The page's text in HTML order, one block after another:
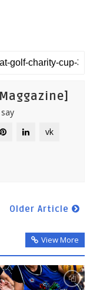
vk
Older Article
View More